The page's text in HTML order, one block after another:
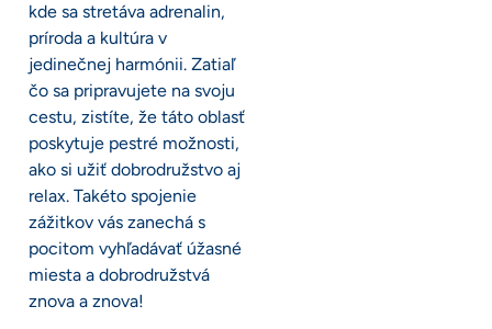
kde sa stretáva adrenalin,
príroda a kultúra v
jedinečnej harmónii. Zatiaľ
čo sa pripravujete na svoju
cestu, zistíte, že táto oblasť
poskytuje pestré možnosti,
ako si užiť dobrodružstvo aj
relax. Takéto spojenie
zážitkov vás zanechá s
pocitom vyhľadávať úžasné
miesta a dobrodružstvá
znova a znova!